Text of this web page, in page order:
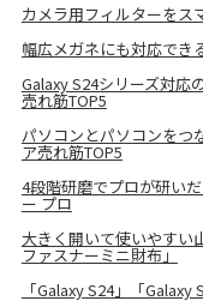
カメラ用フィルターをス
幅広メガネにも対応でき
Galaxy S24シリーズ対応
売れ筋TOP5
パソコンとパソコンをつ
ア売れ筋TOP5
4段階研磨でプロが研い
ー プロ
大きく開いて使いやすい
ファスナーミニ財布」
「Galaxy S24」「